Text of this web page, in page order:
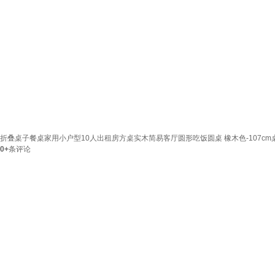
折叠桌子餐桌家用小户型10人出租房方桌实木简易客厅圆形吃饭圆桌 橡木色-107cm
0+条评论